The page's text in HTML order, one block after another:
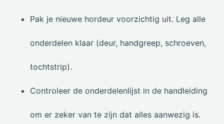
Pak je nieuwe hordeur voorzichtig uit. Leg alle
onderdelen klaar (deur, handgreep, schroeven,
tochtstrip).
Controleer de onderdelenlijst in de handleiding
om er zeker van te zijn dat alles aanwezig is.